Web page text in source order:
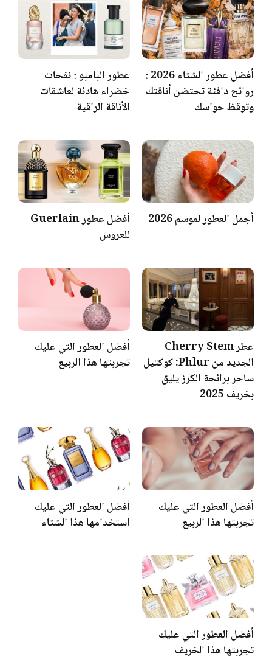
أفضل عطور الشتاء 2026 :
روائح دافئة تحتضن أناقتك
وتوقظ حواسك
عطور البامبو : نفحات
خضراء هادئة لعاشقات
الأناقة الراقية
أجمل العطور لموسم 2026
أفضل عطور Guerlain
للعروس
عطر Cherry Stem
الجديد من Phlur: كوكتيل
ساحر برائحة الكرز يليق
بخريف 2025
أفضل العطور التي عليك
تجربتها هذا الربيع
أفضل العطور التي عليك
تجربتها هذا الربيع
أفضل العطور التي عليك
استخدامها هذا الشتاء
أفضل العطور التي عليك
تجربتها هذا الخريف